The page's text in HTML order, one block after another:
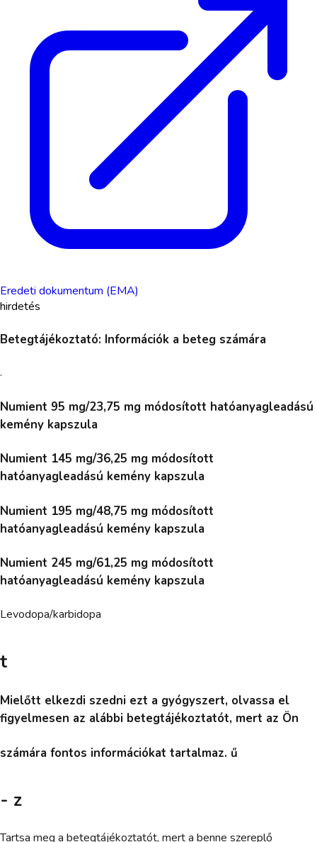
Eredeti dokumentum (EMA)
hirdetés
Betegtájékoztató: Információk a beteg számára
.
Numient 95 mg/23,75 mg módosított hatóanyagleadású
kemény kapszula
Numient 145 mg/36,25 mg módosított
hatóanyagleadású kemény kapszula
Numient 195 mg/48,75 mg módosított
hatóanyagleadású kemény kapszula
Numient 245 mg/61,25 mg módosított
hatóanyagleadású kemény kapszula
Levodopa/karbidopa
t
Mielőtt elkezdi szedni ezt a gyógyszert, olvassa el
figyelmesen az alábbi betegtájékoztatót, mert az Ön
számára fontos információkat tartalmaz. ű
- z
Tartsa meg a betegtájékoztatót, mert a benne szereplő